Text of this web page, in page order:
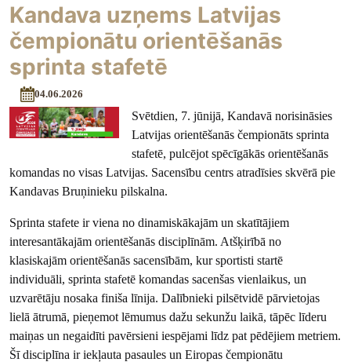
Kandava uzņems Latvijas
čempionātu orientēšanās
sprinta stafetē
04.06.2026
Svētdien, 7. jūnijā, Kandavā norisināsies
Latvijas orientēšanās čempionāts sprinta
stafetē, pulcējot spēcīgākās orientēšanās
komandas no visas Latvijas. Sacensību centrs atradīsies skvērā pie
Kandavas Bruņinieku pilskalna.
Sprinta stafete ir viena no dinamiskākajām un skatītājiem
interesantākajām orientēšanās disciplīnām. Atšķirībā no
klasiskajām orientēšanās sacensībām, kur sportisti startē
individuāli, sprinta stafetē komandas sacenšas vienlaikus, un
uzvarētāju nosaka finiša līnija. Dalībnieki pilsētvidē pārvietojas
lielā ātrumā, pieņemot lēmumus dažu sekunžu laikā, tāpēc līderu
maiņas un negaidīti pavērsieni iespējami līdz pat pēdējiem metriem.
Šī disciplīna ir iekļauta pasaules un Eiropas čempionātu